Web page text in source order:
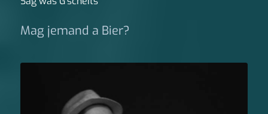
Mag jemand a Bier?